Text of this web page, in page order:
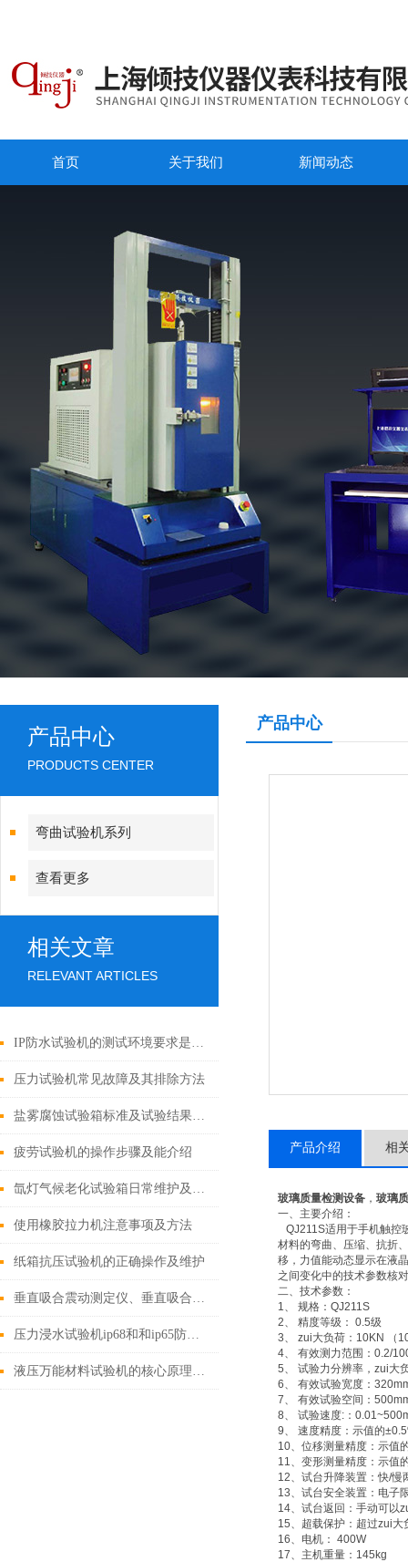
首页 关于我们 新闻动态
产品中心
PRODUCTS CENTER
弯曲试验机系列
查看更多
相关文章
RELEVANT ARTICLES
IP防水试验机的测试环境要求是什么？
压力试验机常见故障及其排除方法
盐雾腐蚀试验箱标准及试验结果如何判定
疲劳试验机的操作步骤及能介绍
氙灯气候老化试验箱日常维护及注意事项
使用橡胶拉力机注意事项及方法
纸箱抗压试验机的正确操作及维护
垂直吸合震动测定仪、垂直吸合震动试验机、垂直吸合震动检测仪
压力浸水试验机ip68和和ip65防水区别
液压万能材料试验机的核心原理是什么？
产品中心
产品介绍 相
玻璃质量检测设备 ， 玻璃
一、 主要介绍：
QJ211S适用于手机触控
材料的弯曲、压缩、抗折
移，力值能动态显示在液
之间变化中的技术参数核
二、 技术参数：
1、 规格：QJ211S
2、 精度等级： 0.5级
3、 zui大负荷：10KN （
4、 有效测力范围：0.2/
5、 试验力分辨率，zui大
6、 有效试验宽度：
7、 有效试验空间：
8、 试验速度:：
9、 速度精度：示值的
10、位移测量精度：示值
11、变形测量精度：示值
12、试台升降装置：快/慢
13、试台安全装置：电子
14、试台返回：手动可以
15、超载保护：超过zui
16、电机： 400W
17、主机重量：145kg